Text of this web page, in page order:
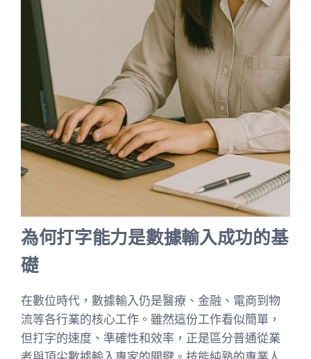
為何打字能力是數據輸入成功的基
礎
在數位時代，數據輸入仍是醫療、金融、電商到物
流等各行業的核心工作。雖然這份工作看似簡單，
但打字的速度、準確性和效率，正是區分普通從業